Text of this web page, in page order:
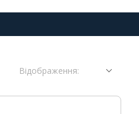
Відображення: